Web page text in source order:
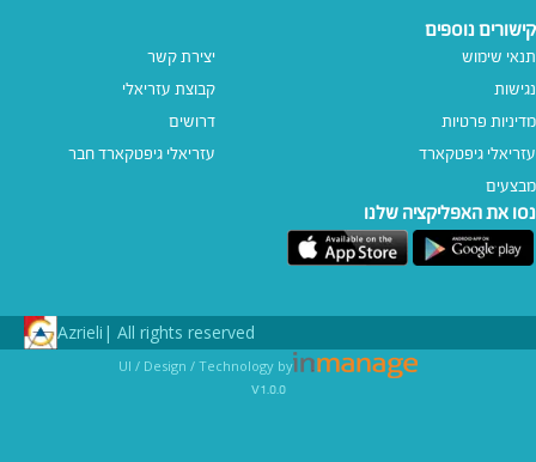
קישורים נוספים
תנאי שימוש
נגישות
מדיניות פרטיות
עזריאלי גיפטקארד
מבצעים
יצירת קשר
קבוצת עזריאלי
דרושים
עזריאלי גיפטקארד חבר‎
נסו את האפליקציה שלנו
All rights reserved |
Azrieli
UI / Design / Technology by
v1.0.0